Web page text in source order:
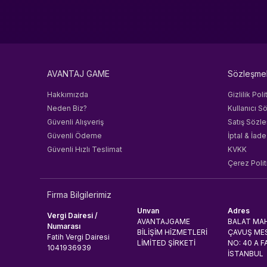
Diğer
joygame
Milli Piyango
Proxima
Nintendo
Epic Games
EA
Microsoft Store
Blizzard Entertainment
Bigpoint
AVANTAJ GAME
Hakkımızda
Neden Biz?
Güvenli Alışveriş
Güvenli Ödeme
Güvenli Hızlı Teslimat
Gizlilik
Kullanıcı
Satış
İptal & İade
KVKK
Çerez
Firma Bilgilerimiz
Vergi Dairesi /
Numarası
Fatih Vergi Dairesi
1041936939
Unvan
AVANTAJGAME
BİLİŞİM HİZMETLERİ
LİMİTED ŞİRKETİ
Adres
BALAT
ÇAVUŞ
NO: 40 A
İSTANBUL